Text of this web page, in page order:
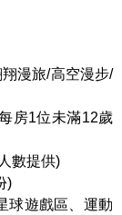
漫旅/高空漫步/
房1位未滿12歲
數提供)
)
球遊戲區、運動